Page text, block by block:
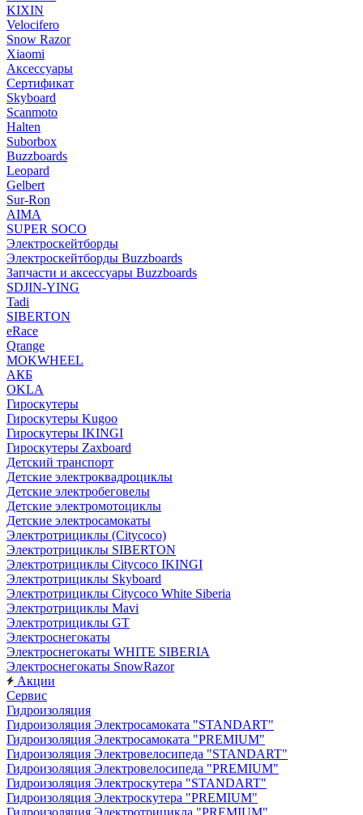
KIXIN
Velocifero
Snow Razor
Xiaomi
Аксессуары
Сертификат
Skyboard
Scanmoto
Halten
Suborbox
Buzzboards
Leopard
Gelbert
Sur-Ron
AIMA
SUPER SOCO
Электроскейтборды
Электроскейтборды Buzzboards
Запчасти и аксессуары Buzzboards
SDJIN-YING
Tadi
SIBERTON
eRace
Qrange
MOKWHEEL
АКБ
OKLA
Гироскутеры
Гироскутеры Kugoo
Гироскутеры IKINGI
Гироскутеры Zaxboard
Детский транспорт
Детские электроквадроциклы
Детские электробеговелы
Детские электромотоциклы
Детские электросамокаты
Электротрициклы (Citycoco)
Электротрициклы SIBERTON
Электротрициклы Citycoco IKINGI
Электротрициклы Skyboard
Электротрициклы Citycoco White Siberia
Электротрициклы Mavi
Электротрициклы GT
Электроснегокаты
Электроснегокаты WHITE SIBERIA
Электроснегокаты SnowRazor
Акции
Сервис
Гидроизоляция
Гидроизоляция Электросамоката "STANDART"
Гидроизоляция Электросамоката "PREMIUM"
Гидроизоляция Электровелосипеда "STANDART"
Гидроизоляция Электровелосипеда "PREMIUM"
Гидроизоляция Электроскутера "STANDART"
Гидроизоляция Электроскутера "PREMIUM"
Гидроизоляция Электротрицикла "PREMIUM"